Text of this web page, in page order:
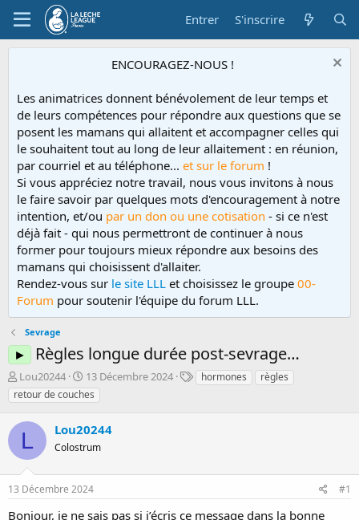
Entrer S'inscrire
ENCOURAGEZ-NOUS !
Les animatrices donnent bénévolement de leur temps et
de leurs compétences pour répondre aux questions que se
posent les mamans qui allaitent et accompagner celles qui
le souhaitent tout au long de leur allaitement : en réunion,
par courriel et au téléphone... et sur le forum !
Si vous appréciez notre travail, nous vous invitons à nous
le faire savoir par quelques mots d'encouragement à notre
intention, et/ou par un don ou une cotisation - si ce n'est
déjà fait - qui nous permettront de continuer à nous
former pour toujours mieux répondre aux besoins des
mamans qui choisissent d'allaiter.
Rendez-vous sur le site LLL et choisissez le groupe 00-
Forum pour soutenir l'équipe du forum LLL.
Sevrage
► Règles longue durée post-sevrage…
D
é
m
a
é
e
p
Lou20244
D
a
t
d
e
é
b
13 Décembre 2024
Thormones
règles
retour de couches
L Lou20244
Colostrum
13 Décembre 2024 #1
Bonjour, je ne sais pas si j’écris ce message dans la bonne